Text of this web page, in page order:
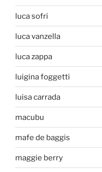
luca sofri
luca vanzella
luca zappa
luigina foggetti
luisa carrada
macubu
mafe de baggis
maggie berry